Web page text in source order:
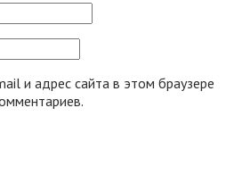
и адрес сайта в этом браузере